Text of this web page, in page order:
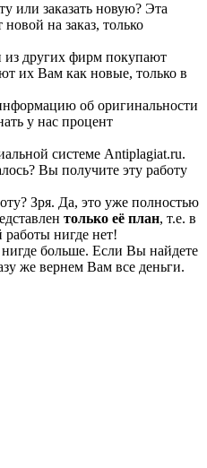
или заказать новую? Эта
новой на заказ, только
из других фирм покупают
их Вам как новые, только в
об оригинальности
у нас процент
системе Аntiplagiat.ru.
Вы получите эту работу
Зря. Да, это уже полностью
только её план, т.е. в
работы нигде нет!
нигде больше. Если Вы найдете
же вернем Вам все деньги.